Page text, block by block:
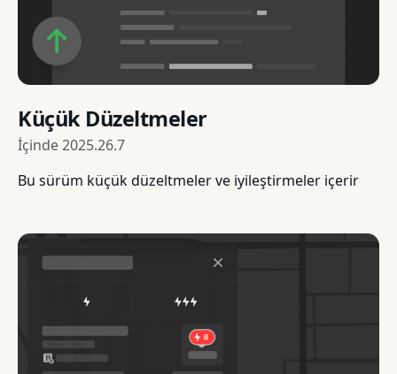
Küçük Düzeltmeler
İçinde2025.26.7
Bu sürüm küçük düzeltmeler ve iyileştirmeler içerir